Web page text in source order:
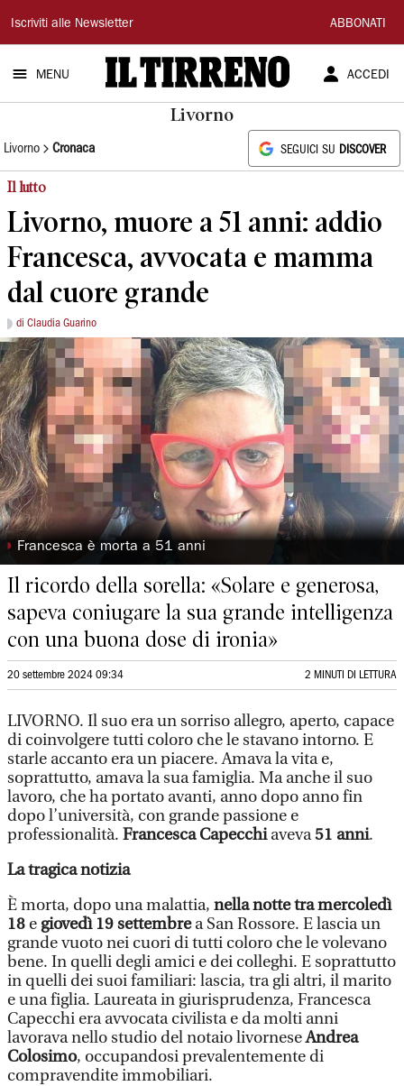
Il
Tirreno
Iscriviti alle Newsletter ABBONATI
MENU ACCEDI
Livorno
Livorno Cronaca SEGUICI SU DISCOVER
Il lutto
Livorno, muore a 51 anni: addio
Francesca, avvocata e mamma
dal cuore grande
di Claudia Guarino
◗ Francesca è morta a 51 anni
Il ricordo della sorella: «Solare e generosa,
sapeva coniugare la sua grande intelligenza
con una buona dose di ironia»
20 settembre 2024 09:34 2 MINUTI DI LETTURA
LIVORNO. Il suo era un sorriso allegro, aperto, capace
di coinvolgere tutti coloro che le stavano intorno. E
starle accanto era un piacere. Amava la vita e,
soprattutto, amava la sua famiglia. Ma anche il suo
lavoro, che ha portato avanti, anno dopo anno fin
dopo l’università, con grande passione e
professionalità. Francesca Capecchiaveva51 anni.
La tragica notizia
È morta, dopo una malattia, nella notte tra mercoledì
18 e giovedì 19 settembrea San Rossore. E lascia un
grande vuoto nei cuori di tutti coloro che le volevano
bene. In quelli degli amici e dei colleghi. E soprattutto
in quelli dei suoi familiari: lascia, tra gli altri, il marito
e una figlia. Laureata in giurisprudenza, Francesca
Capecchi era avvocata civilista e da molti anni
lavorava nello studio del notaio livorneseAndrea
Colosimo, occupandosi prevalentemente di
compravendite immobiliari.